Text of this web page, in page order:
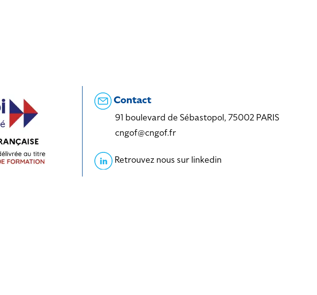
Contact
91 boulevard de Sébastopol, 75002 PARIS
cngof@cngof.fr
Retrouvez nous sur linkedin